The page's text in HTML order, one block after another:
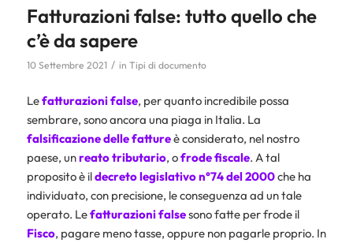
Fatturazioni false: tutto quello che
c’è da sapere
10 Settembre 2021 / in Tipi di documento
Lefatturazioni false, per quanto incredibile possa
sembrare, sono ancora una piaga in Italia. La
falsificazione delle fattureè considerato, nel nostro
paese, unreato tributario, ofrode fiscale. A tal
proposito è ildecreto legislativo n°74 del 2000che ha
individuato, con precisione, le conseguenza ad un tale
operato. Lefatturazioni falsesono fatte per frode il
Fisco, pagare meno tasse, oppure non pagarle proprio. In